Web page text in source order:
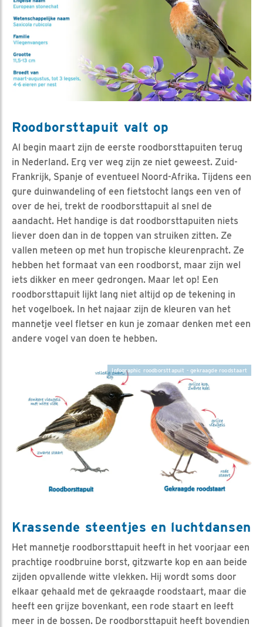
Roodborsttapuit valt op
Al begin maart zijn de eerste roodborsttapuiten terug
in Nederland. Erg ver weg zijn ze niet geweest. Zuid-
Frankrijk, Spanje of eventueel Noord-Afrika. Tijdens een
gure duinwandeling of een fietstocht langs een ven of
over de hei, trekt de roodborsttapuit al snel de
aandacht. Het handige is dat roodborsttapuiten niets
liever doen dan in de toppen van struiken zitten. Ze
vallen meteen op met hun tropische kleurenpracht. Ze
hebben het formaat van een roodborst, maar zijn wel
iets dikker en meer gedrongen. Maar let op! Een
roodborsttapuit lijkt lang niet altijd op de tekening in
het vogelboek. In het najaar zijn de kleuren van het
mannetje veel fletser en kun je zomaar denken met een
andere vogel van doen te hebben.
Infographic roodborsttapuit - gekraagde roodstaart
Krassende steentjes en luchtdansen
Het mannetje roodborsttapuit heeft in het voorjaar een
prachtige roodbruine borst, gitzwarte kop en aan beide
zijden opvallende witte vlekken. Hij wordt soms door
elkaar gehaald met de gekraagde roodstaart, maar die
heeft een grijze bovenkant, een rode staart en leeft
meer in de bossen. De roodborsttapuit heeft bovendien